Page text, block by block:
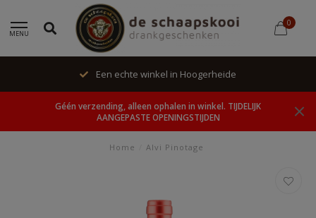
MENU
0
Een echte winkel in Hoogerheide
Géén verzending, alleen ophalen in winkel. TIJDELIJK
AANGEPASTE OPENINGSTIJDEN
Home Alvi Pinotage